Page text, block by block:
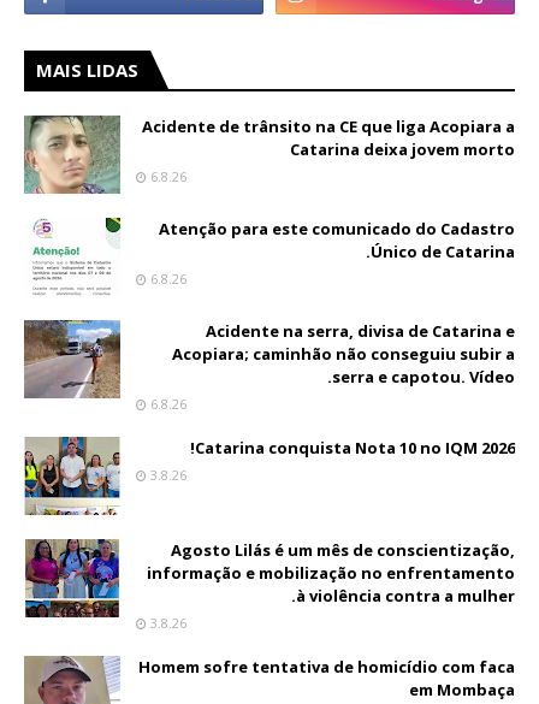
MAIS LIDAS
Acidente de trânsito na CE que liga Acopiara a
Catarina deixa jovem morto
6.8.26
Atenção para este comunicado do Cadastro
Único de Catarina.
6.8.26
Acidente na serra, divisa de Catarina e
Acopiara; caminhão não conseguiu subir a
serra e capotou. Vídeo.
6.8.26
Catarina conquista Nota 10 no IQM 2026!
3.8.26
Agosto Lilás é um mês de conscientização,
informação e mobilização no enfrentamento
à violência contra a mulher.
3.8.26
Homem sofre tentativa de homicídio com faca
em Mombaça